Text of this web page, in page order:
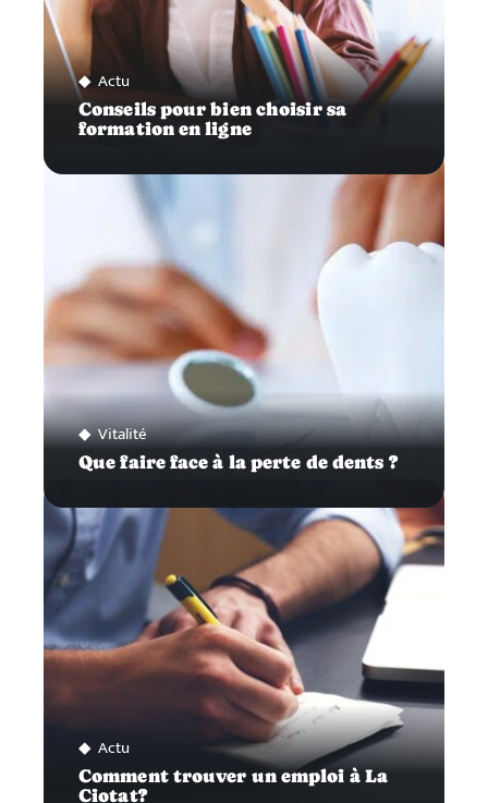
Actu
Conseils pour bien choisir sa
formation en ligne
Vitalité
Que faire face à la perte de dents ?
Actu
Comment trouver un emploi à La
Ciotat?